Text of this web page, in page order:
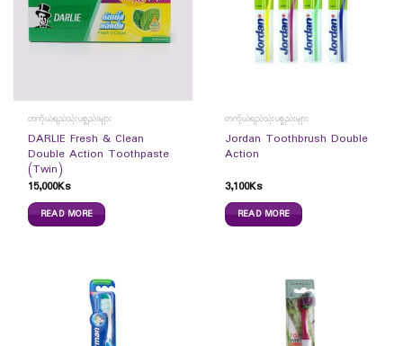
တကိုယ်ရည်သုံးပစ္စည်းများ
DARLIE Fresh & Clean
Double Action Toothpaste
(Twin)
15,000Ks
READ MORE
တကိုယ်ရည်သုံးပစ္စည်းများ
Jordan Toothbrush Double
Action
3,100Ks
READ MORE